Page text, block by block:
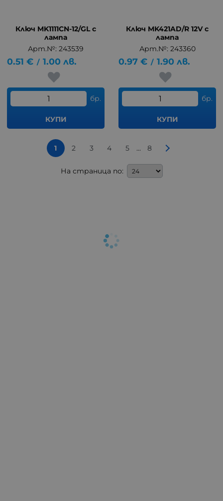
Ключ MK1111CN-12/GL с
лампа
Арт.№: 243539
0.51 € / 1.00 лв.
бр.
КУПИ
Ключ MK421AD/R 12V с
лампа
Арт.№: 243360
0.97 € / 1.90 лв.
бр.
КУПИ
1 2 3 4 5 ... 8
На страница по: